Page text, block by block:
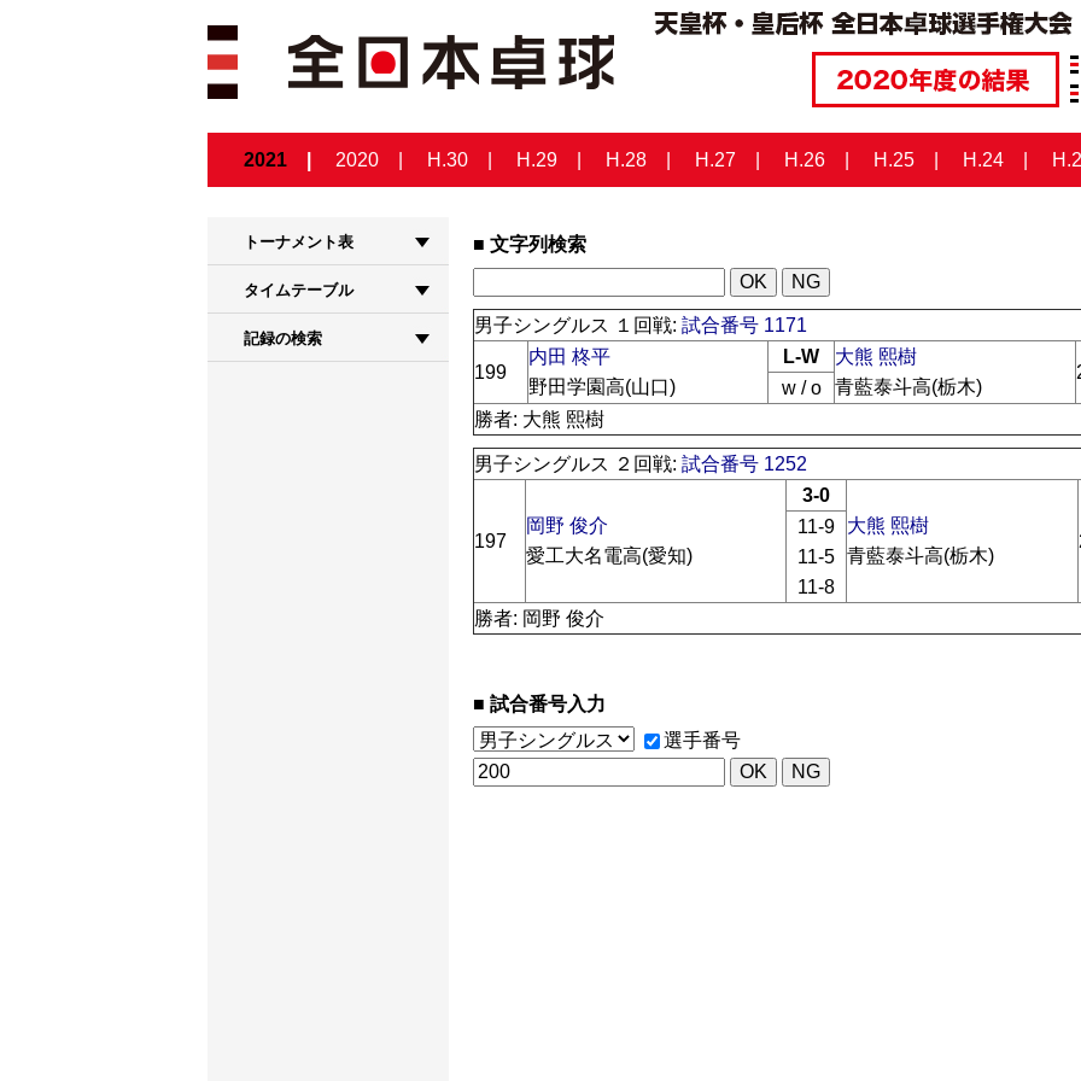
2021 2020 H.30 H.29 H.28 H.27 H.26 H.25 H.24
トーナメント表
タイムテーブル
記録の検索
文字列検索
男子シングルス １回戦: 試合番号 1171
199
内田 柊平
野田学園高(山口)
L-W
大熊 熙樹
青藍泰斗高(栃木)
w / o
勝者: 大熊 熙樹
男子シングルス ２回戦: 試合番号 1252
197
岡野 俊介
愛工大名電高(愛知)
3-0
大熊 熙樹
青藍泰斗高(栃木)
11-9
11-5
11-8
勝者: 岡野 俊介
試合番号入力
選手番号